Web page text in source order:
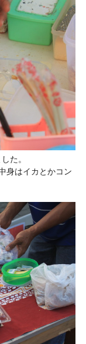
た。
身はイカとかコン